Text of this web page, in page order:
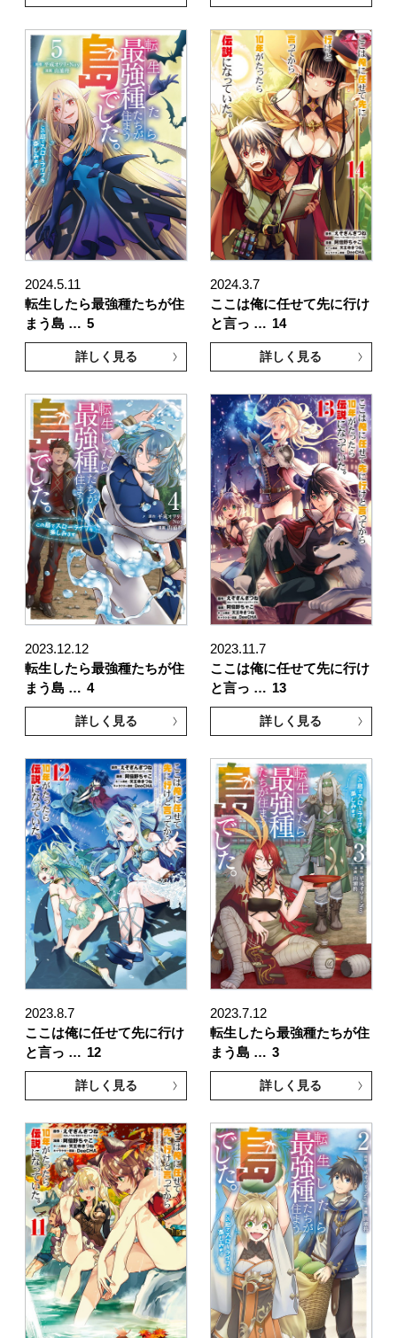
2024.5.11
転生したら最強種たちが住
まう島 … 5
詳しく見る
2024.3.7
ここは俺に任せて先に行け
と言っ … 14
詳しく見る
2023.12.12
転生したら最強種たちが住
まう島 … 4
詳しく見る
2023.11.7
ここは俺に任せて先に行け
と言っ … 13
詳しく見る
2023.8.7
ここは俺に任せて先に行け
と言っ … 12
詳しく見る
2023.7.12
転生したら最強種たちが住
まう島 … 3
詳しく見る